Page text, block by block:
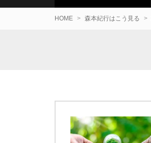
HOME 森本紀行はこう見る